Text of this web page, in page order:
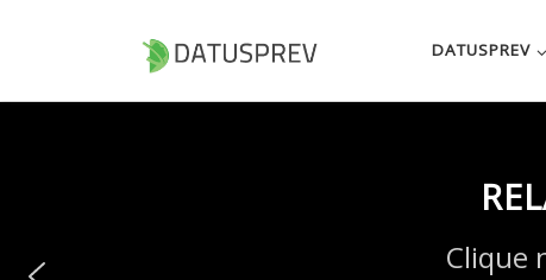
Skip to content
DATUSPREV
Clique